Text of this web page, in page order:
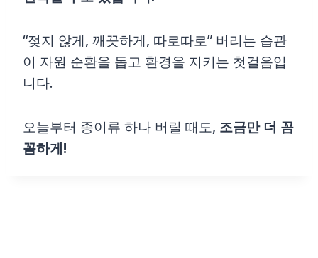
“젖지 않게, 깨끗하게, 따로따로” 버리는 습관
이 자원 순환을 돕고 환경을 지키는 첫걸음입
니다.
오늘부터 종이류 하나 버릴 때도,조금만 더 꼼
꼼하게!